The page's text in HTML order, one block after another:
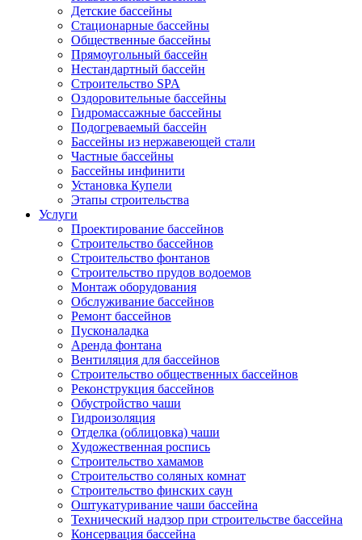
Детские бассейны
Стационарные бассейны
Общественные бассейны
Прямоугольный бассейн
Нестандартный бассейн
Строительство SPA
Оздоровительные бассейны
Гидромассажные бассейны
Подогреваемый бассейн
Бассейны из нержавеющей стали
Частные бассейны
Бассейны инфинити
Установка Купели
Этапы строительства
Услуги
Проектирование бассейнов
Строительство бассейнов
Строительство фонтанов
Строительство прудов водоемов
Монтаж оборудования
Обслуживание бассейнов
Ремонт бассейнов
Пусконаладка
Аренда фонтана
Вентиляция для бассейнов
Строительство общественных бассейнов
Реконструкция бассейнов
Обустройство чаши
Гидроизоляция
Отделка (облицовка) чаши
Художественная роспись
Строительство хамамов
Строительство соляных комнат
Строительство финских саун
Оштукатуривание чаши бассейна
Технический надзор при строительстве бассейна
Консервация бассейна